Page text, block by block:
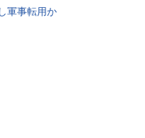
軍事転用か